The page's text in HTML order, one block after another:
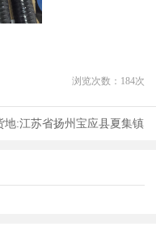
浏览次数： 184次
地:江苏省扬州宝应县夏集镇